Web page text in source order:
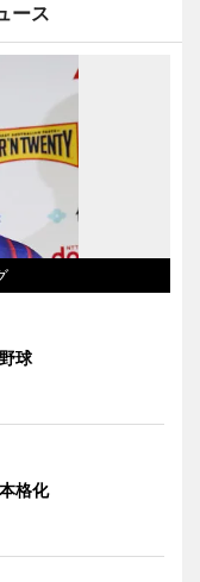
ース
球
格化